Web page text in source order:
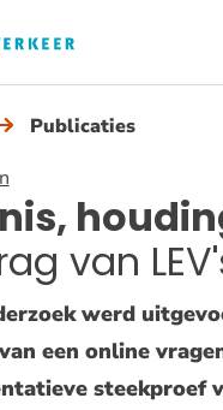
Publicaties
van
werd
een online
steekproef